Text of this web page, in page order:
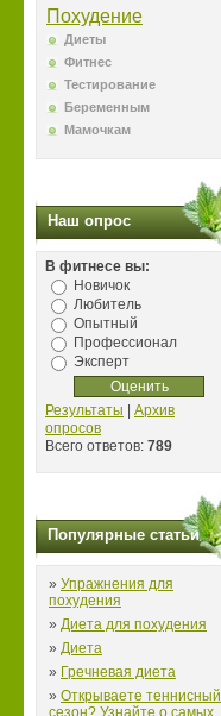
Похудение
Диеты
Фитнес
Тестирование
Беременным
Мамочкам
Наш опрос
В фитнесе вы:
Новичок
Любитель
Опытный
Профессионал
Эксперт
Результаты
Архив
опросов
Всего ответов: 789
Популярные статьи
» Упражнения для
похудения
» Диета для похудения
» Диета
» Гречневая диета
» Открываете теннисный
сезон? Узнайте о самых